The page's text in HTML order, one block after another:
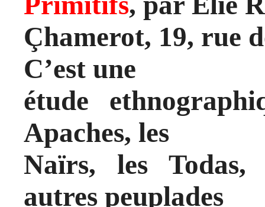
Çhamerot, 19, rue
C’est une
étude
Apaches, les
Naïrs, les Todas,
autres peuplades